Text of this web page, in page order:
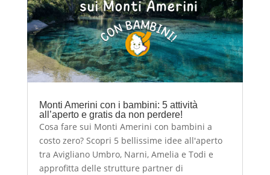
Monti Amerini con i bambini: 5 attività
all’aperto e gratis da non perdere!
Cosa fare sui Monti Amerini con bambini a
costo zero? Scopri 5 bellissime idee all'aperto
tra Avigliano Umbro, Narni, Amelia e Todi e
approfitta delle strutture partner di